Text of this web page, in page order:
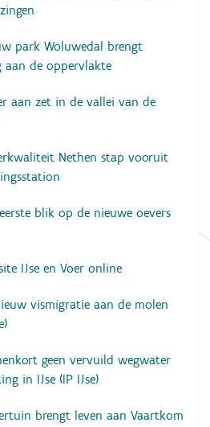
park Woluwedal brengt
aan de oppervlakte
aan zet in de vallei van de
Nethen stap vooruit
blik op de nieuwe oevers
IJse en Voer online
vismigratie aan de molen
geen vervuild wegwater
in IJse (IP IJse)
brengt leven aan Vaartkom